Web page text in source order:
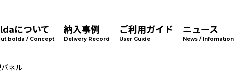
について
bolda / Concept
納入事例
Delivery Record
ご利用ガイド
User Guide
ニュース
News / Infomation
ネル